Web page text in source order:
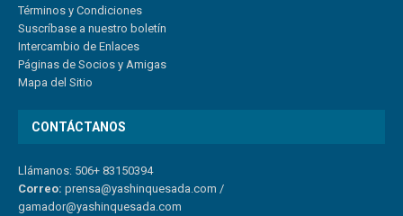
Términos y Condiciones
Suscríbase a nuestro boletín
Intercambio de Enlaces
Páginas de Socios y Amigas
Mapa del Sitio
CONTÁCTANOS
Llámanos: 506+ 83150394
Correo: prensa@yashinquesada.com /
gamador@yashinquesada.com